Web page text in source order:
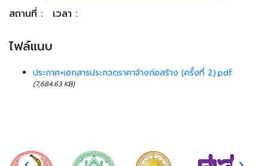
สถานที่ : เวลา :
ไฟล์แนบ
ประกาศ+เอกสารประกวดราคาจ้างก่อสร้าง (ครั้งที่ 2).pdf
(7,684.63 KB)